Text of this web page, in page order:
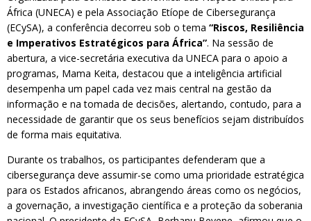
África (UNECA) e pela Associação Etíope de Cibersegurança
(ECySA), a conferência decorreu sob o tema “Riscos, Resiliência
e Imperativos Estratégicos para África”. Na sessão de
abertura, a vice-secretária executiva da UNECA para o apoio a
programas, Mama Keita, destacou que a inteligência artificial
desempenha um papel cada vez mais central na gestão da
informação e na tomada de decisões, alertando, contudo, para a
necessidade de garantir que os seus benefícios sejam distribuídos
de forma mais equitativa.
Durante os trabalhos, os participantes defenderam que a
cibersegurança deve assumir-se como uma prioridade estratégica
para os Estados africanos, abrangendo áreas como os negócios,
a governação, a investigação científica e a proteção da soberania